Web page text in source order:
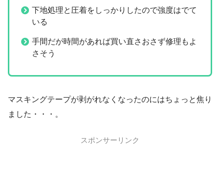
下地処理と圧着をしっかりしたので強度はでて
いる
手間だが時間があれば買い直さおさず修理もよ
さそう
マスキングテープが剥がれなくなったのにはちょっと焦り
ました・・・。
スポンサーリンク